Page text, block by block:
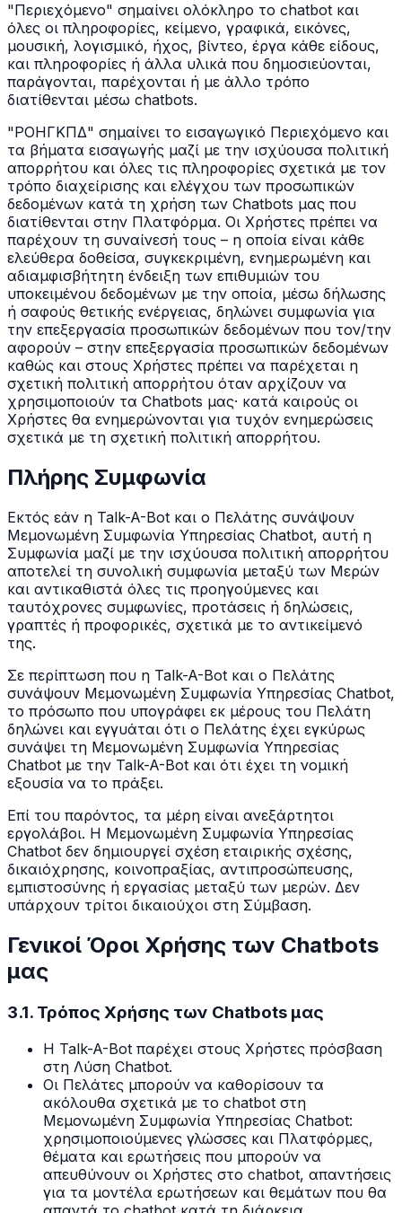
"Περιεχόμενο" σημαίνει ολόκληρο το chatbot και
όλες οι πληροφορίες, κείμενο, γραφικά, εικόνες,
μουσική, λογισμικό, ήχος, βίντεο, έργα κάθε είδους,
και πληροφορίες ή άλλα υλικά που δημοσιεύονται,
παράγονται, παρέχονται ή με άλλο τρόπο
διατίθενται μέσω chatbots.
"ΡΟΗΓΚΠΔ" σημαίνει το εισαγωγικό Περιεχόμενο και
τα βήματα εισαγωγής μαζί με την ισχύουσα πολιτική
απορρήτου και όλες τις πληροφορίες σχετικά με τον
τρόπο διαχείρισης και ελέγχου των προσωπικών
δεδομένων κατά τη χρήση των Chatbots μας που
διατίθενται στην Πλατφόρμα. Οι Χρήστες πρέπει να
παρέχουν τη συναίνεσή τους – η οποία είναι κάθε
ελεύθερα δοθείσα, συγκεκριμένη, ενημερωμένη και
αδιαμφισβήτητη ένδειξη των επιθυμιών του
υποκειμένου δεδομένων με την οποία, μέσω δήλωσης
ή σαφούς θετικής ενέργειας, δηλώνει συμφωνία για
την επεξεργασία προσωπικών δεδομένων που τον/την
αφορούν – στην επεξεργασία προσωπικών δεδομένων
καθώς και στους Χρήστες πρέπει να παρέχεται η
σχετική πολιτική απορρήτου όταν αρχίζουν να
χρησιμοποιούν τα Chatbots μας· κατά καιρούς οι
Χρήστες θα ενημερώνονται για τυχόν ενημερώσεις
σχετικά με τη σχετική πολιτική απορρήτου.
Πλήρης Συμφωνία
Εκτός εάν η Talk-A-Bot και ο Πελάτης συνάψουν
Μεμονωμένη Συμφωνία Υπηρεσίας Chatbot, αυτή η
Συμφωνία μαζί με την ισχύουσα πολιτική απορρήτου
αποτελεί τη συνολική συμφωνία μεταξύ των Μερών
και αντικαθιστά όλες τις προηγούμενες και
ταυτόχρονες συμφωνίες, προτάσεις ή δηλώσεις,
γραπτές ή προφορικές, σχετικά με το αντικείμενό
της.
Σε περίπτωση που η Talk-A-Bot και ο Πελάτης
συνάψουν Μεμονωμένη Συμφωνία Υπηρεσίας Chatbot,
το πρόσωπο που υπογράφει εκ μέρους του Πελάτη
δηλώνει και εγγυάται ότι ο Πελάτης έχει εγκύρως
συνάψει τη Μεμονωμένη Συμφωνία Υπηρεσίας
Chatbot με την Talk-A-Bot και ότι έχει τη νομική
εξουσία να το πράξει.
Επί του παρόντος, τα μέρη είναι ανεξάρτητοι
εργολάβοι. Η Μεμονωμένη Συμφωνία Υπηρεσίας
Chatbot δεν δημιουργεί σχέση εταιρικής σχέσης,
δικαιόχρησης, κοινοπραξίας, αντιπροσώπευσης,
εμπιστοσύνης ή εργασίας μεταξύ των μερών. Δεν
υπάρχουν τρίτοι δικαιούχοι στη Σύμβαση.
Γενικοί Όροι Χρήσης των Chatbots
μας
3.1. Τρόπος Χρήσης των Chatbots μας
Η Talk-A-Bot παρέχει στους Χρήστες πρόσβαση
στη Λύση Chatbot.
Οι Πελάτες μπορούν να καθορίσουν τα
ακόλουθα σχετικά με το chatbot στη
Μεμονωμένη Συμφωνία Υπηρεσίας Chatbot:
χρησιμοποιούμενες γλώσσες και Πλατφόρμες,
θέματα και ερωτήσεις που μπορούν να
απευθύνουν οι Χρήστες στο chatbot, απαντήσεις
για τα μοντέλα ερωτήσεων και θεμάτων που θα